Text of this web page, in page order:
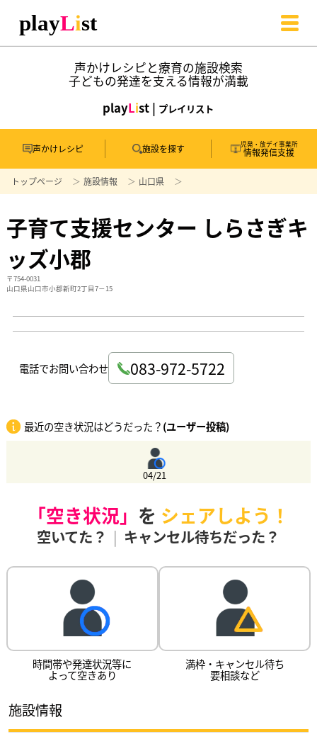
声かけレシピと療育の施設検索
子どもの発達を支える情報が満載
playList | プレイリスト
声かけレシピ 施設を探す 児発・放デイ事業所
情報発信支援
トップページ 施設情報 山口県
子育て支援センター しらさぎキ
ッズ小郡
〒754-0031
山口県山口市小郡新町2丁目7－15
電話でお問い合わせ 083-972-5722
最近の空き状況はどうだった？(ユーザー投稿)
04/21
「空き状況」 を シェアしよう！
空いてた？ | キャンセル待ちだった？
時間帯や発達状況等に
よって空きあり
満枠・キャンセル待ち
要相談など
施設情報